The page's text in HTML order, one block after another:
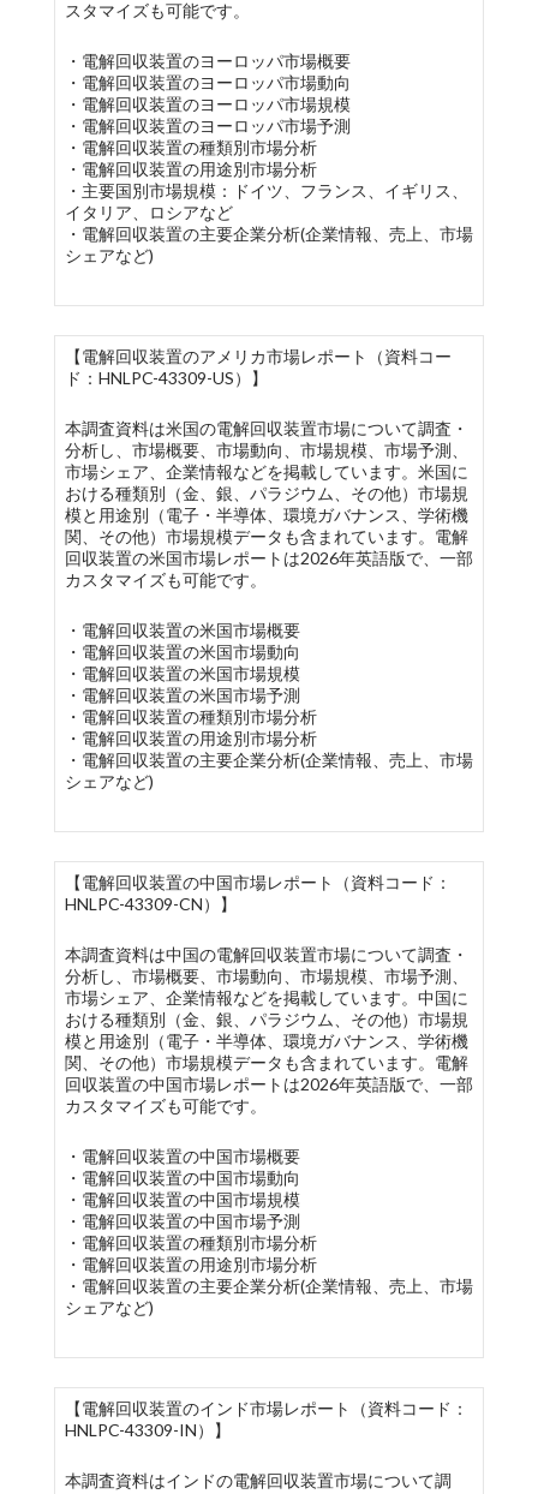
スタマイズも可能です。
・電解回収装置のヨーロッパ市場概要
・電解回収装置のヨーロッパ市場動向
・電解回収装置のヨーロッパ市場規模
・電解回収装置のヨーロッパ市場予測
・電解回収装置の種類別市場分析
・電解回収装置の用途別市場分析
・主要国別市場規模：ドイツ、フランス、イギリス、
イタリア、ロシアなど
・電解回収装置の主要企業分析(企業情報、売上、市場
シェアなど)
【電解回収装置のアメリカ市場レポート（資料コー
ド：HNLPC-43309-US）】
本調査資料は米国の電解回収装置市場について調査・
分析し、市場概要、市場動向、市場規模、市場予測、
市場シェア、企業情報などを掲載しています。米国に
おける種類別（金、銀、パラジウム、その他）市場規
模と用途別（電子・半導体、環境ガバナンス、学術機
関、その他）市場規模データも含まれています。電解
回収装置の米国市場レポートは2026年英語版で、一部
カスタマイズも可能です。
・電解回収装置の米国市場概要
・電解回収装置の米国市場動向
・電解回収装置の米国市場規模
・電解回収装置の米国市場予測
・電解回収装置の種類別市場分析
・電解回収装置の用途別市場分析
・電解回収装置の主要企業分析(企業情報、売上、市場
シェアなど)
【電解回収装置の中国市場レポート（資料コード：
HNLPC-43309-CN）】
本調査資料は中国の電解回収装置市場について調査・
分析し、市場概要、市場動向、市場規模、市場予測、
市場シェア、企業情報などを掲載しています。中国に
おける種類別（金、銀、パラジウム、その他）市場規
模と用途別（電子・半導体、環境ガバナンス、学術機
関、その他）市場規模データも含まれています。電解
回収装置の中国市場レポートは2026年英語版で、一部
カスタマイズも可能です。
・電解回収装置の中国市場概要
・電解回収装置の中国市場動向
・電解回収装置の中国市場規模
・電解回収装置の中国市場予測
・電解回収装置の種類別市場分析
・電解回収装置の用途別市場分析
・電解回収装置の主要企業分析(企業情報、売上、市場
シェアなど)
【電解回収装置のインド市場レポート（資料コード：
HNLPC-43309-IN）】
本調査資料はインドの電解回収装置市場について調